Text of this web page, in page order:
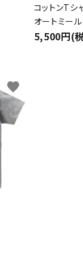
コットンTシ
オートミール
5,500円(
favorite